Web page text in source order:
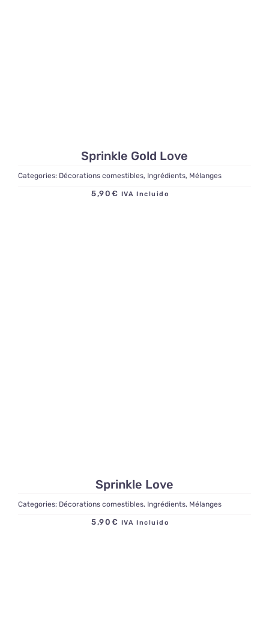
Sprinkle Gold Love
Categories: Décorations comestibles, Ingrédients, Mélanges
5,90 € IVA Incluido
Sprinkle Love
Categories: Décorations comestibles, Ingrédients, Mélanges
5,90 € IVA Incluido